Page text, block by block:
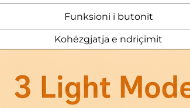
Funksioni i butonit
Kohëzgjatja e ndriçimit